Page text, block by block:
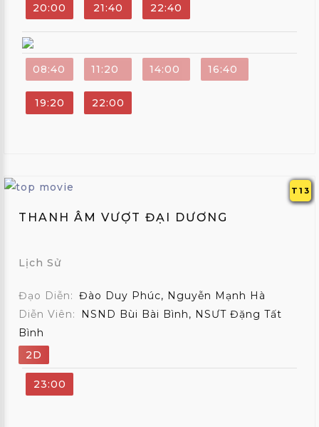
20:00 21:40 22:40
08:40 11:20 14:00 16:40
19:20 22:00
T13
THANH ÂM VƯỢT ĐẠI DƯƠNG
Lịch Sử
Đạo Diễn: Đào Duy Phúc, Nguyễn Mạnh Hà
Diễn Viên:
NSND Bùi Bài Bình, NSƯT Đặng Tất
Bình
2D
23:00